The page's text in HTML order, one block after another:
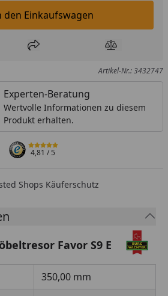
In den Einkaufswagen legen
den Einkaufswagen
Wunschliste hinzufügen
Teilen Produkt
Artikel-Nr.: 3432747
Experten-Beratung
Wertvolle Informationen zu diesem
Produkt erhalten.
4,81/ 5
Shops Käuferschutz
Favor S9 E
350,00 mm